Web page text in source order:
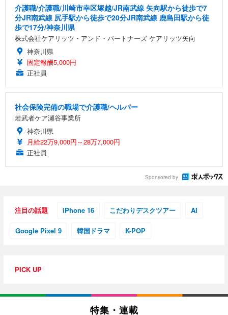
介護職/介護職/川崎市幸区塚越/JR南武線 矢向駅から徒歩で7
分JR南武線 尻手駅から徒歩で20分JR南武線 鹿島田駅から徒
歩で17分/神奈川県
株式会社ケアリッツ・アンド・パートナーズ ケアリッツ矢向
神奈川県
固定報酬5,000円
正社員
社会保険完備の職場で介護職/ヘルパー
若武者ケア瀬谷事業所
神奈川県
月給22万9,000円～28万7,000円
正社員
Sponsored by
注目の話題 iPhone 16 こだわりデスクツアー AI
Google Pixel 9 韓国ドラマ K-POP
PICK UP
特集・連載